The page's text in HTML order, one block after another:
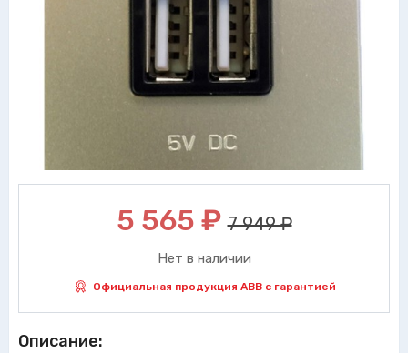
5 565 ₽ 7 949 ₽
Нет в наличии
Официальная продукция ABB с гарантией
Описание: